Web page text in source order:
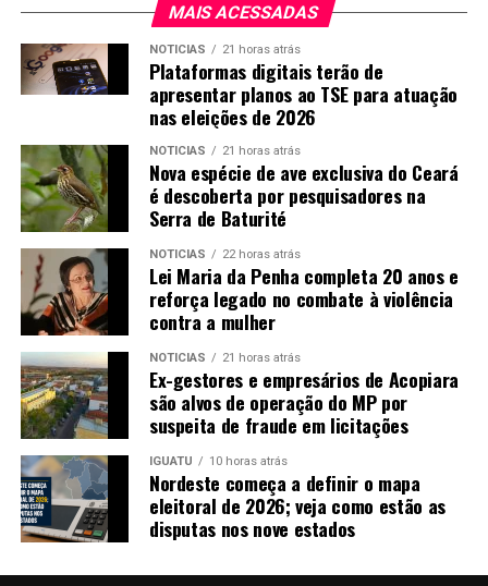
MAIS ACESSADAS
NOTICIAS 21 horas atrás
Plataformas digitais terão de
apresentar planos ao TSE para atuação
nas eleições de 2026
NOTICIAS 21 horas atrás
Nova espécie de ave exclusiva do Ceará
é descoberta por pesquisadores na
Serra de Baturité
NOTICIAS 22 horas atrás
Lei Maria da Penha completa 20 anos e
reforça legado no combate à violência
contra a mulher
NOTICIAS 21 horas atrás
Ex-gestores e empresários de Acopiara
são alvos de operação do MP por
suspeita de fraude em licitações
IGUATU 10 horas atrás
Nordeste começa a definir o mapa
eleitoral de 2026; veja como estão as
disputas nos nove estados